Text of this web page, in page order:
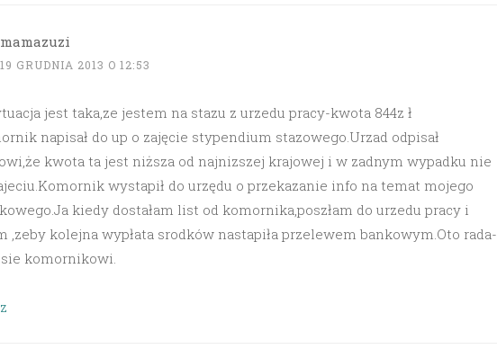
mamazuzi
19 GRUDNIA 2013 O 12:53
jest taka,ze jestem na stazu z urzedu pracy-kwota 844z ł
napisał do up o zajęcie stypendium stazowego.Urzad odpisał
kwota ta jest niższa od najnizszej krajowej i w zadnym wypadku nie
wystapił do urzędu o przekazanie info na temat mojego
kiedy dostałam list od komornika,poszłam do urzedu pracy i
,zeby kolejna wypłata srodków nastapiła przelewem bankowym.Oto rada-
komornikowi.